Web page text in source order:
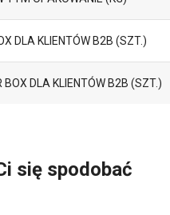
DLA KLIENTÓW B2B (SZT.)
BOX DLA KLIENTÓW B2B (SZT.)
się spodobać